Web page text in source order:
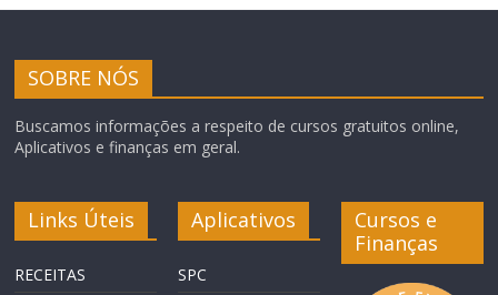
SOBRE NÓS
Buscamos informações a respeito de cursos gratuitos online,
Aplicativos e finanças em geral.
Links Úteis
RECEITAS
Aplicativos
SPC
Cursos e
Finanças